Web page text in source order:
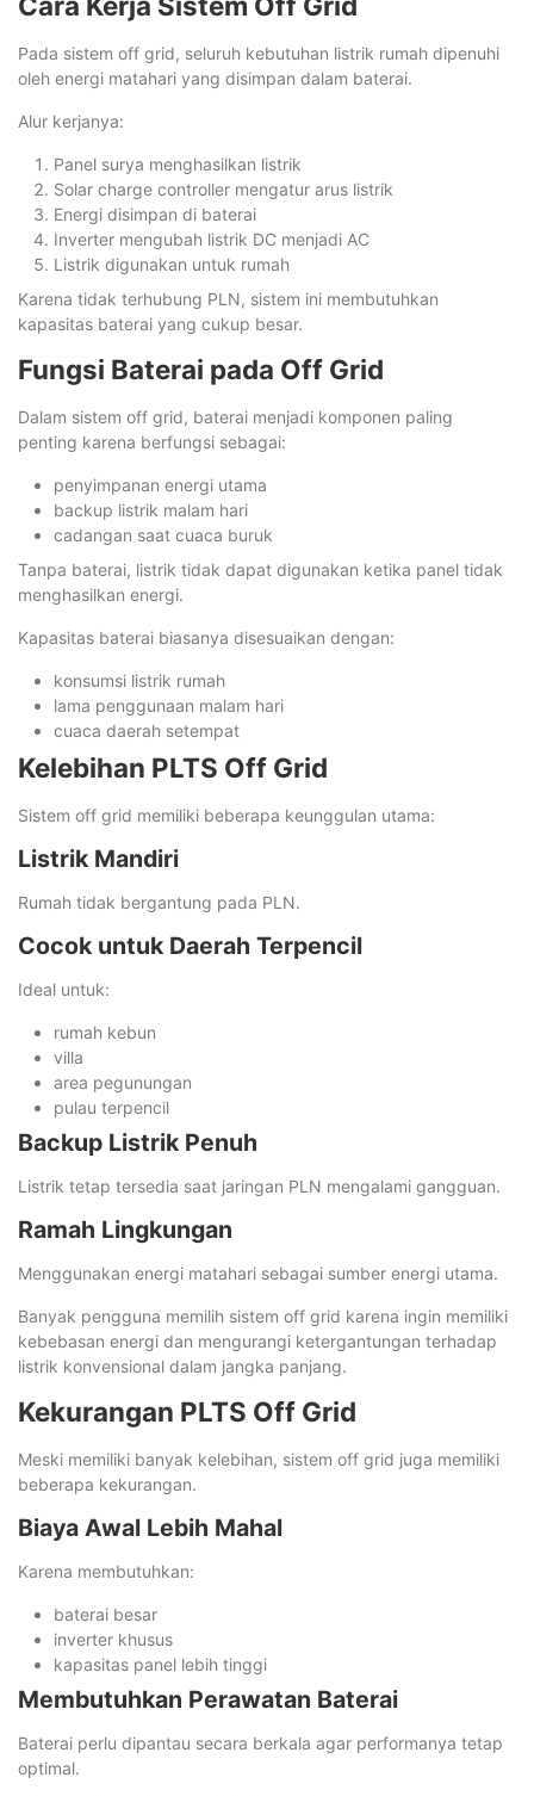
Pada sistem off grid, seluruh kebutuhan listrik rumah dipenuhi
oleh energi matahari yang disimpan dalam baterai.
Alur kerjanya:
Panel surya menghasilkan listrik
Solar charge controller mengatur arus listrik
Energi disimpan di baterai
Inverter mengubah listrik DC menjadi AC
Listrik digunakan untuk rumah
Karena tidak terhubung PLN, sistem ini membutuhkan
kapasitas baterai yang cukup besar.
Fungsi Baterai pada Off Grid
Dalam sistem off grid, baterai menjadi komponen paling
penting karena berfungsi sebagai:
penyimpanan energi utama
backup listrik malam hari
cadangan saat cuaca buruk
Tanpa baterai, listrik tidak dapat digunakan ketika panel tidak
menghasilkan energi.
Kapasitas baterai biasanya disesuaikan dengan:
konsumsi listrik rumah
lama penggunaan malam hari
cuaca daerah setempat
Kelebihan PLTS Off Grid
Sistem off grid memiliki beberapa keunggulan utama:
Listrik Mandiri
Rumah tidak bergantung pada PLN.
Cocok untuk Daerah Terpencil
Ideal untuk:
rumah kebun
villa
area pegunungan
pulau terpencil
Backup Listrik Penuh
Listrik tetap tersedia saat jaringan PLN mengalami gangguan.
Ramah Lingkungan
Menggunakan energi matahari sebagai sumber energi utama.
Banyak pengguna memilih sistem off grid karena ingin memiliki
kebebasan energi dan mengurangi ketergantungan terhadap
listrik konvensional dalam jangka panjang.
Kekurangan PLTS Off Grid
Meski memiliki banyak kelebihan, sistem off grid juga memiliki
beberapa kekurangan.
Biaya Awal Lebih Mahal
Karena membutuhkan:
baterai besar
inverter khusus
kapasitas panel lebih tinggi
Membutuhkan Perawatan Baterai
Baterai perlu dipantau secara berkala agar performanya tetap
optimal.